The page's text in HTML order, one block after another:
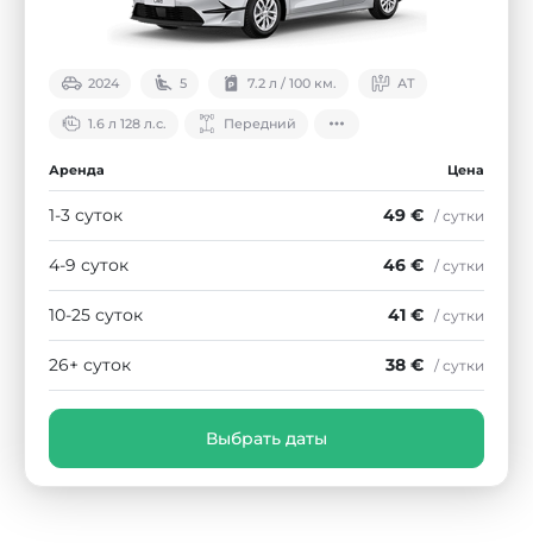
2024 5 7.2 л / 100 км. АТ
1.6 л 128 л.с. Передний
Аренда Цена
1-3 суток 49 € / сутки
4-9 суток 46 € / сутки
10-25 суток 41 € / сутки
26+ суток 38 € / сутки
Выбрать даты